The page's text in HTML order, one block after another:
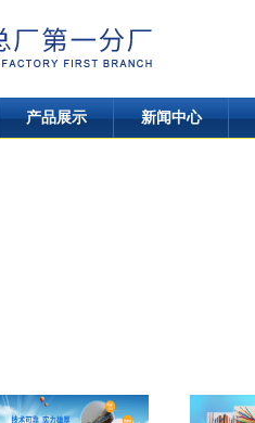
产品展示 新闻中心